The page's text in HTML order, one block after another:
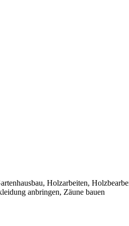
Holzarbeiten,
anbringen, Zäune bauen